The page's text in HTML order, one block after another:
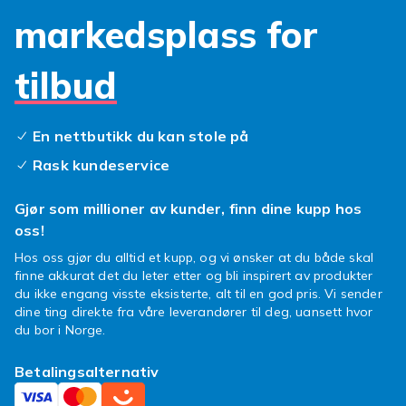
markedsplass for
tilbud
En nettbutikk du kan stole på
Rask kundeservice
Gjør som millioner av kunder, finn dine kupp hos
oss!
Hos oss gjør du alltid et kupp, og vi ønsker at du både skal
finne akkurat det du leter etter og bli inspirert av produkter
du ikke engang visste eksisterte, alt til en god pris. Vi sender
dine ting direkte fra våre leverandører til deg, uansett hvor
du bor i Norge.
Betalingsalternativ